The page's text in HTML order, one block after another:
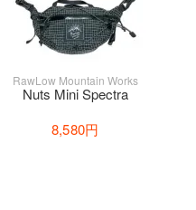
RawLow Mountain Works
Nuts Mini Spectra
8,580円